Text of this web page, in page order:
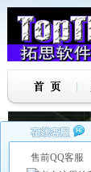
售前QQ客服